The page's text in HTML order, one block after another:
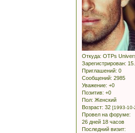
Откуда: OTPs
Зарегистрирован:
Приглашений: 0
Сообщений: 2985
Уважение: +0
Позитив: +0
Пол: Женский
Возраст: 32 [1993-10-
Провел на форуме:
26 дней 18 часов
Последний визит: